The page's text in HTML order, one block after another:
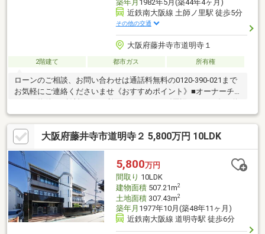
築年月 1982年5月(築44年4ヶ月)
近鉄南大阪線 土師ノ里駅 徒歩5分
その他の交通
大阪府藤井寺市道明寺１
2階建て 都市ガス 所有権
ローンのご相談、お問い合わせは通話料無料の0120-390-021まで
お気軽にご連絡くださいませ《おすすめポイント》■オーナーチ
明寺南小学校 徒歩約8分(約600ｍ)●河原城中学校 徒歩約15分
(約1160ｍ)【お客様へ】当社では諸事情によりインターネットに
掲載されていない物件も多数取り扱っておりますお気軽にお問い
合わせくださいませ
大阪府藤井寺市道明寺２ 5,800万円 10LDK
5,800万円
間取り 10LDK
建物面積507.21m2
土地面積307.43m2
築年月 1977年10月(築48年11ヶ月)
近鉄南大阪線 道明寺駅 徒歩6分